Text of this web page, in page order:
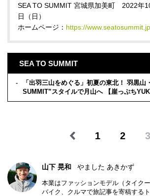
SEA TO SUMMIT 宮城県加美町 2022年
日（日）
ホームページ： https://
SEA TO SUMMIT
「出羽三山をめぐる」初夏の東北！ 羽黒山
SUMMIT”スタイルで月山へ 【崖っぷち
1 2 3
山下 晃和 やました あきかず
本業はファッションモデル（タイク
バイク、クルマで旅記事を寄稿する